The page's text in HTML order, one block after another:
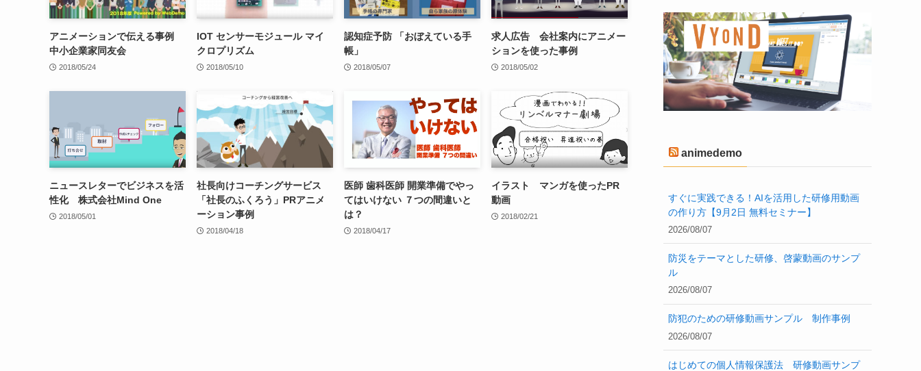
アニメーションで伝える事例
中小企業家同友会
2018/05/24
IOT センサーモジュール マイ
クロプリズム
2018/05/10
認知症予防 「おぼえている手
帳」
2018/05/07
求人広告 会社案内にアニメー
ションを使った事例
2018/05/02
ニュースレターでビジネスを活
性化 株式会社Mind One
2018/05/01
社長向けコーチングサービス
「社長のふくろう」PRアニメ
ーション事例
2018/04/18
医師 歯科医師 開業準備でやっ
てはいけない ７つの間違いと
は？
2018/04/17
イラスト マンガを使ったPR
動画
2018/02/21
animedemo
すぐに実践できる！AIを活用した研修用動画
の作り方【9月2日 無料セミナー】
2026/08/07
防災をテーマとした研修、啓蒙動画のサンプ
ル
2026/08/07
防犯のための研修動画サンプル 制作事例
2026/08/07
はじめての個人情報保護法 研修動画サンプ